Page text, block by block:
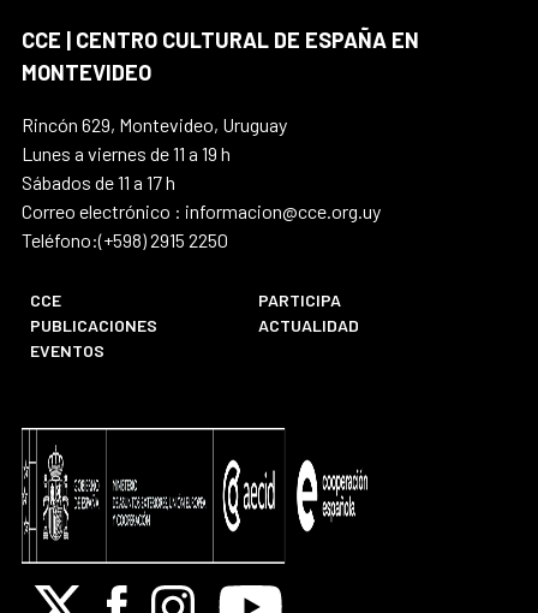
CCE | CENTRO CULTURAL DE ESPAÑA EN
MONTEVIDEO
Rincón 629, Montevideo, Uruguay
Lunes a viernes de 11 a 19 h
Sábados de 11 a 17 h
Correo electrónico : informacion@cce.org.uy
Teléfono:(+598) 2915 2250
CCE
PARTICIPA
PUBLICACIONES
ACTUALIDAD
EVENTOS
X FacebookInstagramYoutube